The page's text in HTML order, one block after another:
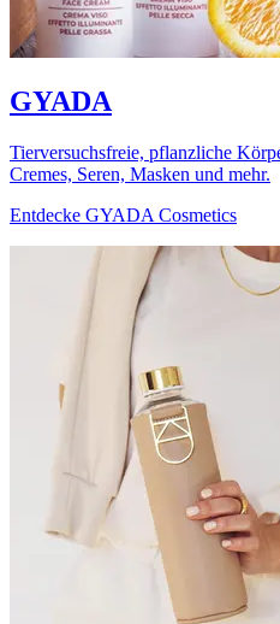
GYADA
Tierversuchsfreie, pflanzliche
Cremes, Seren, Masken und mehr.
Entdecke GYADA Cosmetics